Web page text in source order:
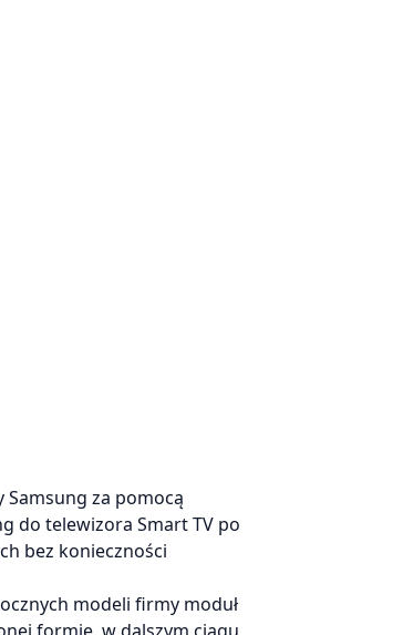
za pomocą
do telewizora Smart TV po
bez konieczności
modeli firmy moduł